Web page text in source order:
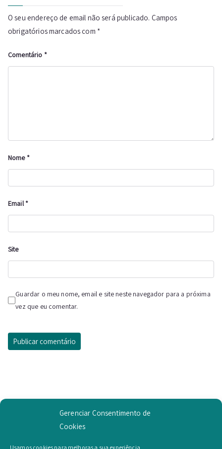
Gerenciar Consentimento de
Cookies
Usamos cookies para melhoras a sua experiência
O seu endereço de email não será publicado. Campos
obrigatórios marcados com *
Comentário *
Nome *
Email *
Site
Guardar o meu nome, email e site neste navegador para a próxima
vez que eu comentar.